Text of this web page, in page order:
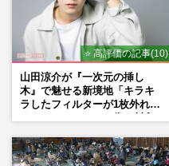
⭐ 高評価の記事(10)
山田涼介が『一次元の挿し
木』で魅せる新境地「キラキ
ラしたフィルターが1枚外れて